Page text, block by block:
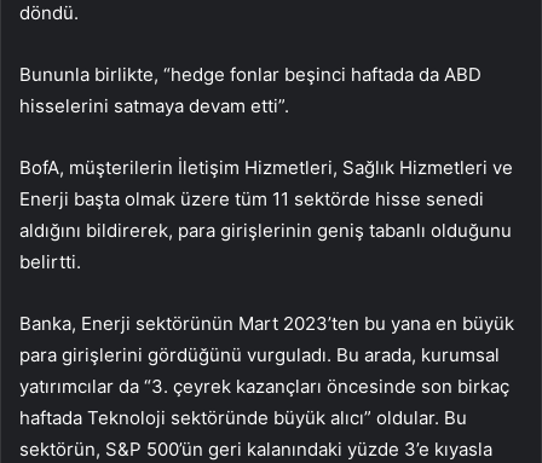
döndü.
Bununla birlikte, “hedge fonlar beşinci haftada da ABD
hisselerini satmaya devam etti”.
BofA, müşterilerin İletişim Hizmetleri, Sağlık Hizmetleri ve
Enerji başta olmak üzere tüm 11 sektörde hisse senedi
aldığını bildirerek, para girişlerinin geniş tabanlı olduğunu
belirtti.
Banka, Enerji sektörünün Mart 2023’ten bu yana en büyük
para girişlerini gördüğünü vurguladı. Bu arada, kurumsal
yatırımcılar da “3. çeyrek kazançları öncesinde son birkaç
haftada Teknoloji sektöründe büyük alıcı” oldular. Bu
sektörün, S&P 500’ün geri kalanındaki yüzde 3’e kıyasla